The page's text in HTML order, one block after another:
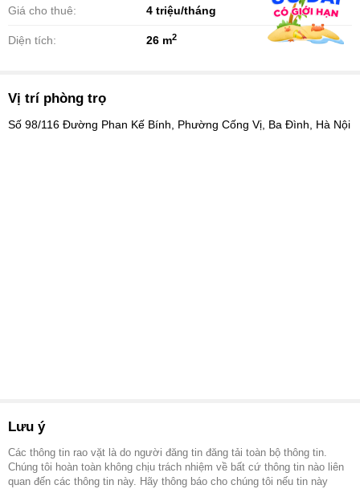
Giá cho thuê: 4 triệu/tháng
Diện tích: 26 m2
Vị trí phòng trọ
Số 98/116 Đường Phan Kế Bính, Phường Cống Vị, Ba Đình, Hà Nội
Lưu ý
Các thông tin rao vặt là do người đăng tin đăng tải toàn bộ thông tin.
Chúng tôi hoàn toàn không chịu trách nhiệm về bất cứ thông tin nào liên
quan đến các thông tin này. Hãy thông báo cho chúng tôi nếu tin này